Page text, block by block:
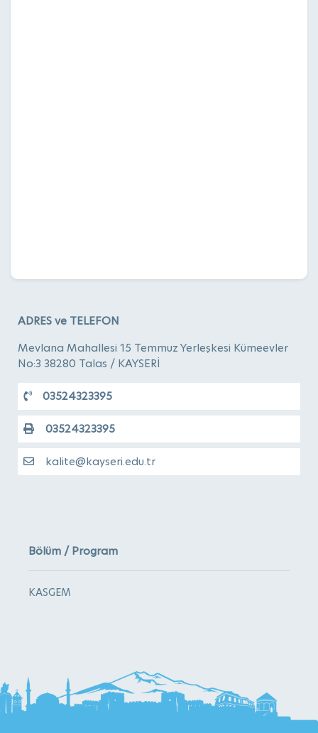
ADRES ve TELEFON
Mevlana Mahallesi 15 Temmuz Yerleşkesi Kümeevler
No:3 38280 Talas / KAYSERİ
03524323395
03524323395
kalite@kayseri.edu.tr
Bölüm / Program
KASGEM